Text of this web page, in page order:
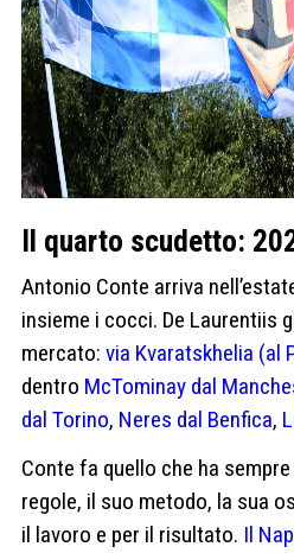
Il quarto scudetto:
Antonio Conte arriva
insieme i cocci. De Laurentiis
mercato: via Kvaratskhelia (al
dentro McTominay dal
dal Torino, Neres dal Benfica,
Conte fa quello che ha
regole, il suo metodo, la sua
il lavoro e per il risultato. Il